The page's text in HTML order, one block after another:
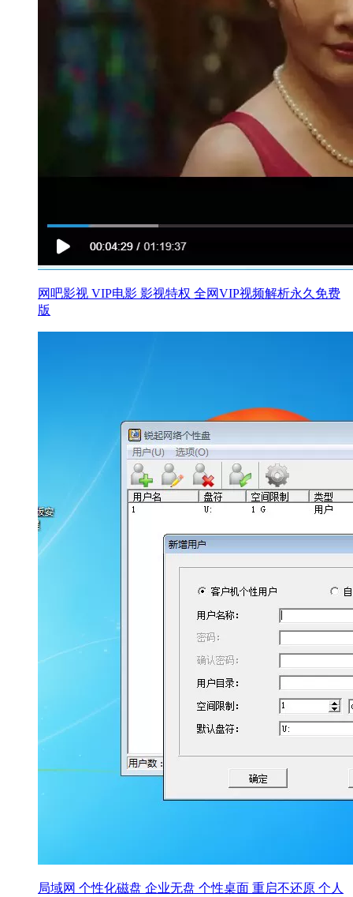
网吧影视 VIP电影 影视特权 全网VIP视频解析永久免费
版
局域网 个性化磁盘 企业无盘 个性桌面 重启不还原 个人